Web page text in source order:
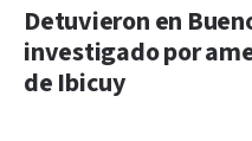
Detuvieron en
investigado por
de Ibicuy